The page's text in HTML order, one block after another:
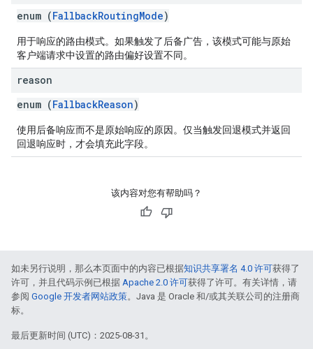
enum (FallbackRoutingMode)
用于响应的路由模式。如果触发了后备广告，该模式可能与原始
客户端请求中设置的路由偏好设置不同。
reason
enum (FallbackReason)
使用后备响应而不是原始响应的原因。仅当触发回退模式并返回
回退响应时，才会填充此字段。
该内容对您有帮助吗？
如未另行说明，那么本页面中的内容已根据知识共享署名 4.0 许可获得了
许可，并且代码示例已根据 Apache 2.0 许可获得了许可。有关详情，请
参阅 Google 开发者网站政策。Java 是 Oracle 和/或其关联公司的注册商
标。
最后更新时间 (UTC)：2025-08-31。